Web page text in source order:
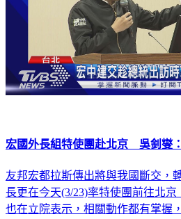
宏國外長組特使團赴北京 吳釗燮
友邦宏都拉斯傳出將與我國斷交，
長更在今天(3/23)率特使團前往北
也在立院表示，相關動作都有掌握